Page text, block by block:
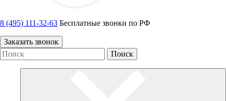
8 (495) 111-32-63 Бесплатные звонки по РФ
Заказать звонок